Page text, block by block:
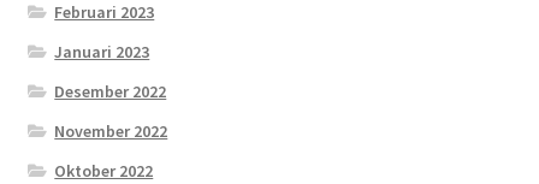
Februari 2023
Januari 2023
Desember 2022
November 2022
Oktober 2022